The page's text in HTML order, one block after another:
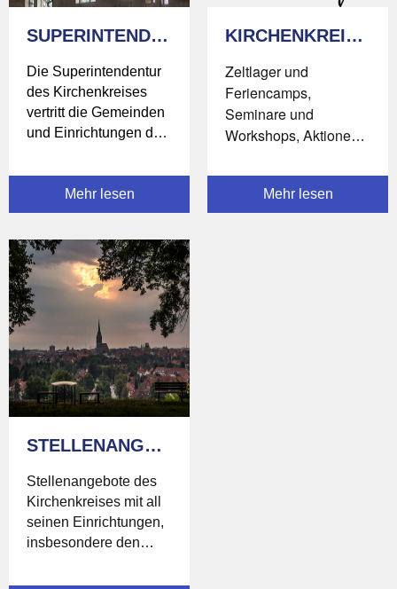
SUPERINTENDENTUR
Die Superintendentur
des Kirchenkreises
vertritt die Gemeinden
und Einrichtungen des
außen.
Mehr lesen
KIRCHENKREISJUGENDDIENST
Zeltlager und
Feriencamps,
Seminare und
Workshops, Aktionen
und Jugendliche.
Mehr lesen
STELLENANGEBOTE
Stellenangebote des
Kirchenkreises mit all
seinen Einrichtungen,
insbesondere den